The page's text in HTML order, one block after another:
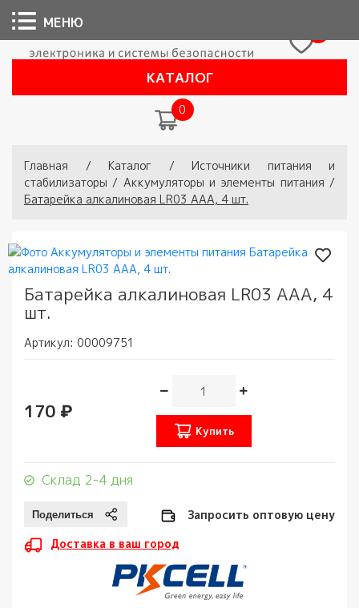
КАТАЛОГ
0
Вы здесь
Главная / Каталог /
Источники питания и
стабилизаторы / Аккумуляторы и элементы питания /
Батарейка алкалиновая LR03 АAА, 4 шт.
Батарейка алкалиновая LR03 АAА, 4
шт.
Артикул: 00009751
170 ₽
Купить
Склад 2-4 дня
Запросить оптовую цену
Доставка в ваш город
МЕНЮ